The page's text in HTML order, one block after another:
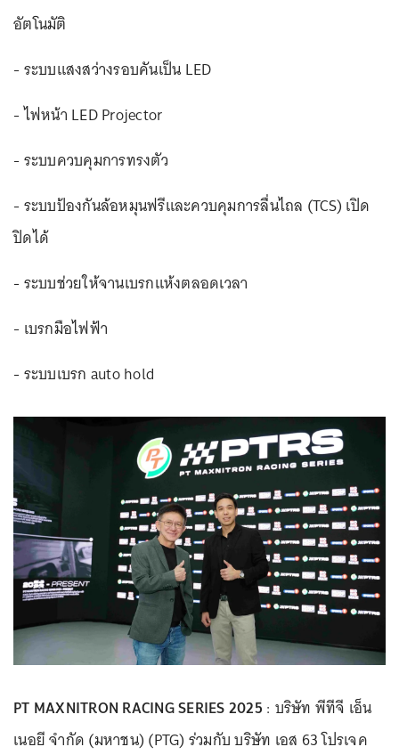
อัตโนมัติ
- ระบบแสงสว่างรอบคันเป็น LED
- ไฟหน้า LED Projector
- ระบบควบคุมการทรงตัว
- ระบบป้องกันล้อหมุนฟรีและควบคุมการลื่นไถล (TCS) เปิด
ปิดได้
- ระบบช่วยให้จานเบรกแห้งตลอดเวลา
- เบรกมือไฟฟ้า
- ระบบเบรก auto hold
PT MAXNITRON RACING SERIES 2025 : บริษัท พีทีจี เอ็น
เนอยี จำกัด (มหาชน) (PTG) ร่วมกับ บริษัท เอส 63 โปรเจค